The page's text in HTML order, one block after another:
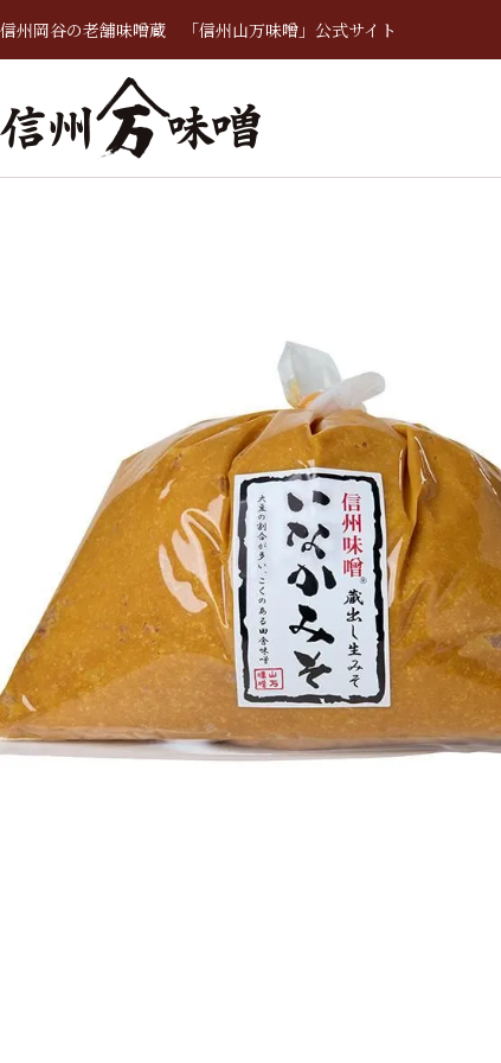
信州岡谷の老舗味噌蔵 「信州山万味噌」公式サイト